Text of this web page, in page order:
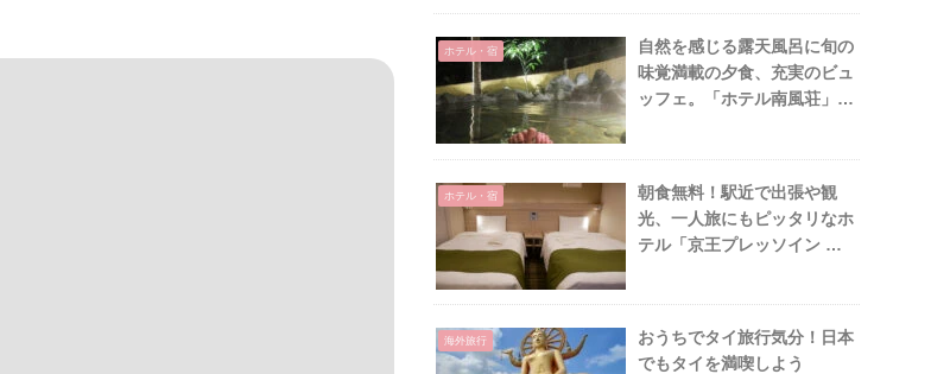
ホテル・宿
自然を感じる露天風呂に旬の
味覚満載の夕食、充実のビュ
ッフェ。「ホテル南風荘」＠
ホテル・宿
朝食無料！駅近で出張や観
光、一人旅にもピッタリなホ
テル「京王プレッソイン 東
海外旅行
おうちでタイ旅行気分！日本
でもタイを満喫しよう